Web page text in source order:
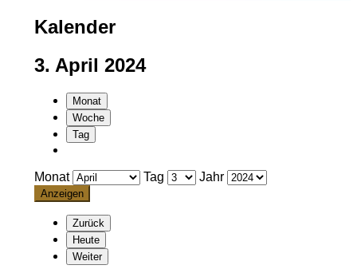
Kalender
3. April 2024
Monat
Woche
Tag
Monat Tag Jahr
Zurück
Heute
Weiter